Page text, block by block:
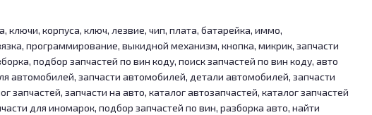
ключи, корпуса, ключ, лезвие, чип, плата, батарейка, иммо,
программирование, выкидной механизм, кнопка, микрик, запчасти
подбор запчастей по вин коду, поиск запчастей по вин коду, авто
автомобилей, запчасти автомобилей, детали автомобилей, запчасти
запчастей, запчасти на авто, каталог автозапчастей, каталог запчастей
для иномарок, подбор запчастей по вин, разборка авто, найти